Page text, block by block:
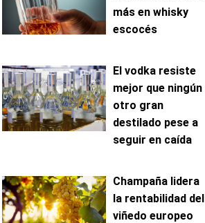
más en whisky
escocés
El vodka resiste
mejor que ningún
otro gran
destilado pese a
seguir en caída
Champaña lidera
la rentabilidad del
viñedo europeo